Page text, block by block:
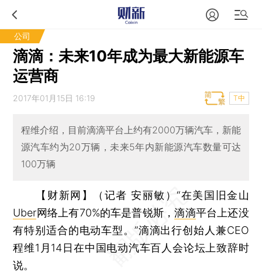
公司
滴滴：未来10年成为最大新能源车
运营商
2017年01月15日 16:19 T中
程维介绍，目前滴滴平台上约有2000万辆汽车，新能
源汽车约为20万辆，未来5年内新能源汽车数量可达
100万辆
【财新网】（记者 安丽敏）“在美国旧金山
Uber网络上有70%的车是普锐斯，滴滴平台上还没
有特别适合的电动车型。”滴滴出行创始人兼CEO
程维1月14日在中国电动汽车百人会论坛上致辞时
说。